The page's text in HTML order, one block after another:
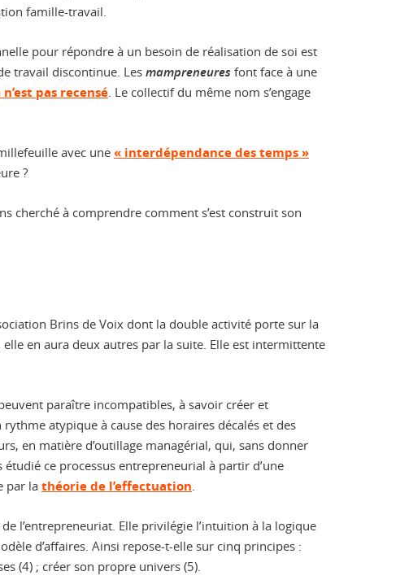
famille-travail.
pour répondre à un besoin de réalisation de soi est
travail discontinue. Les mampreneures font face à une
pas recensé . Le collectif du même nom s’engage
avec une « interdépendance des temps »
?
cherché à comprendre comment s’est construit son
Brins de Voix dont la double activité porte sur la
en aura deux autres par la suite. Elle est intermittente
paraître incompatibles, à savoir créer et
atypique à cause des horaires décalés et des
en matière d’outillage managérial, qui, sans donner
ce processus entrepreneurial à partir d’une
par la théorie de l’effectuation
l’entrepreneuriat. Elle privilégie l’intuition à la logique
d’affaires. Ainsi repose-t-elle sur cinq principes :
(4) ; créer son propre univers (5).